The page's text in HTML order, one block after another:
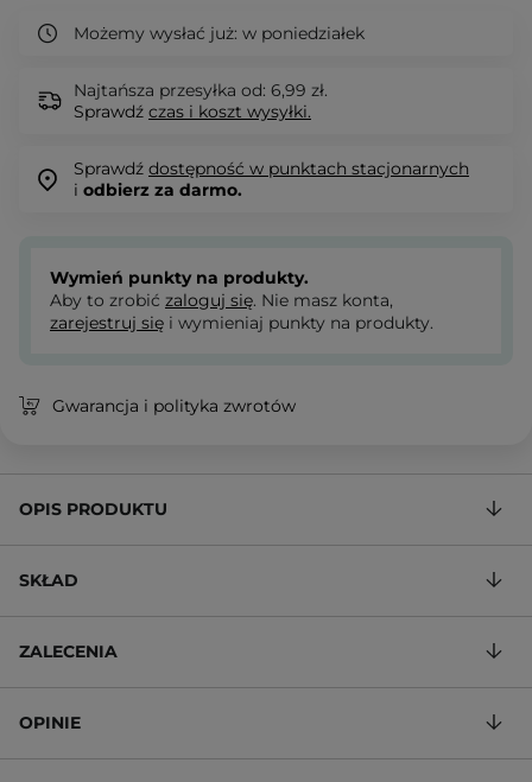
Możemy wysłać już: w poniedziałek
Najtańsza przesyłka od: 6,99 zł.
Sprawdź czas i koszt wysyłki.
Sprawdź dostępność w punktach stacjonarnych
i odbierz za darmo.
Wymień punkty na produkty.
Aby to zrobić zaloguj się. Nie masz konta,
zarejestruj się i wymieniaj punkty na produkty.
Gwarancja i polityka zwrotów
OPIS PRODUKTU
SKŁAD
ZALECENIA
OPINIE